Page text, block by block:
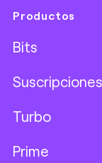
Productos
Bits
Suscripciones
Turbo
Prime